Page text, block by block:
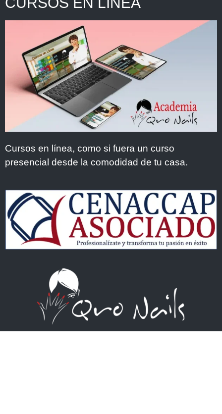
Cursos en línea, como si fuera un curso
presencial desde la comodidad de tu casa.